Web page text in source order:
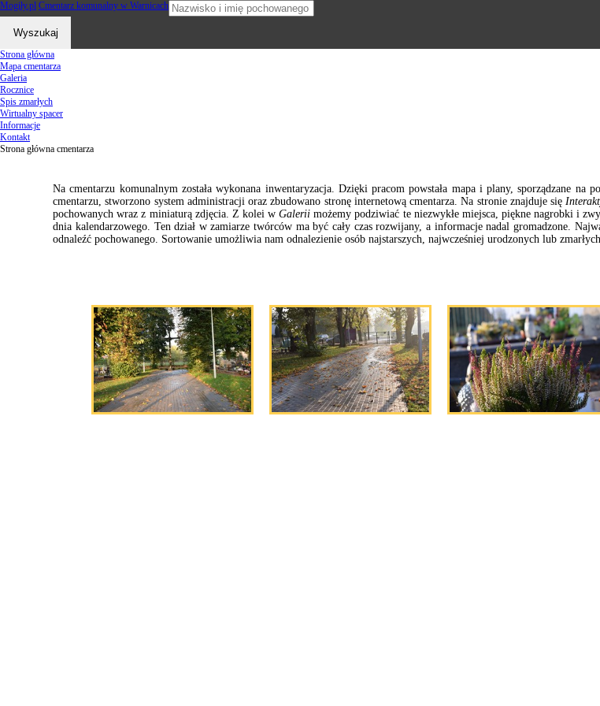
Mogiły.pl Cmentarz komunalny w Warnicach
Strona główna
Mapa cmentarza
Galeria
Rocznice
Spis zmarłych
Wirtualny spacer
Informacje
Kontakt
Strona główna cmentarza
Na cmentarzu komunalnym została wykonana inwentaryzacja. Dzięki pracom powstała mapa i plany, sporządzane
cmentarzu, stworzono system administracji oraz zbudowano stronę internetową cmentarza. Na stronie znajduje się
pochowanych wraz z miniaturą zdjęcia. Z kolei wGalerii możemy podziwiać te niezwykłe miejsca, piękne nagrobki i
dnia kalendarzowego. Ten dział w zamiarze twórców ma być cały czas rozwijany, a informacje nadal gromadzone.
odnaleźć pochowanego. Sortowanie umożliwia nam odnalezienie osób najstarszych, najwcześniej urodzonych lub